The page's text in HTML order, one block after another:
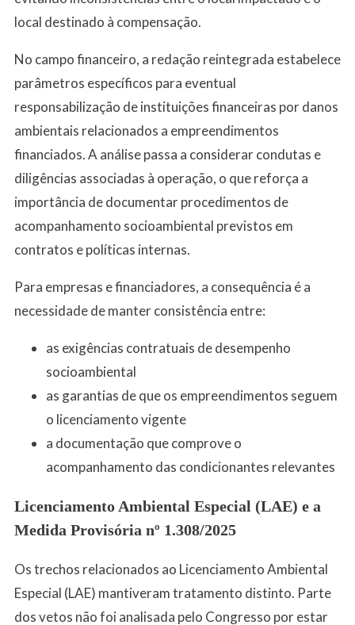
local destinado à compensação.
No campo financeiro, a redação reintegrada estabelece
parâmetros específicos para eventual
responsabilização de instituições financeiras por danos
ambientais relacionados a empreendimentos
financiados. A análise passa a considerar condutas e
diligências associadas à operação, o que reforça a
importância de documentar procedimentos de
acompanhamento socioambiental previstos em
contratos e políticas internas.
Para empresas e financiadores, a consequência é a
necessidade de manter consistência entre:
as exigências contratuais de desempenho
socioambiental
as garantias de que os empreendimentos seguem
o licenciamento vigente
a documentação que comprove o
acompanhamento das condicionantes relevantes
Licenciamento Ambiental Especial (LAE) e a
Medida Provisória nº 1.308/2025
Os trechos relacionados ao Licenciamento Ambiental
Especial (LAE) mantiveram tratamento distinto. Parte
dos vetos não foi analisada pelo Congresso por estar